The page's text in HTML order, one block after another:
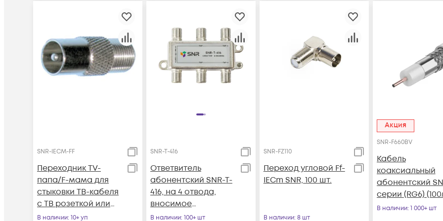
SNR-IECM-FF
Переходник ТV-
папа/F-мама для
стыковки ТВ-кабеля
с ТВ розеткой или
телевизором (100шт)
В наличии: 10+ уп
SNR-T-416
Ответвитель
абонентский SNR-T-
416, на 4 отвода,
вносимое
затухание IN-TAP
В наличии: 100+ шт
SNR-FZ110
Переход угловой Ff-
IECm SNR, 100 шт.
В наличии: 8 шт
Акция
SNR-F660BV
Кабель
коаксиальный
абонентский
серии (RG6)
В наличии: 1 000+ шт